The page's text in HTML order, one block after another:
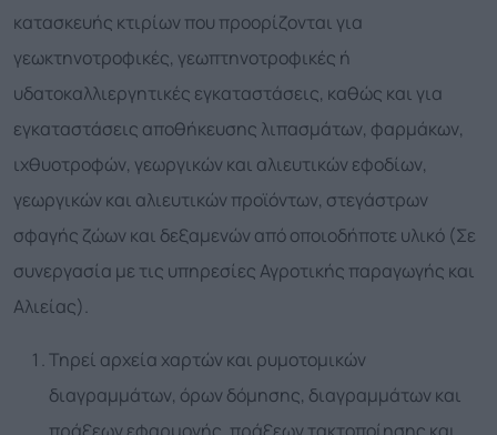
κατασκευής κτιρίων που προορίζονται για
γεωκτηνοτροφικές, γεωπτηνοτροφικές ή
υδατοκαλλιεργητικές εγκαταστάσεις, καθώς και για
εγκαταστάσεις αποθήκευσης λιπασμάτων, φαρμάκων,
ιχθυοτροφών, γεωργικών και αλιευτικών εφοδίων,
γεωργικών και αλιευτικών προϊόντων, στεγάστρων
σφαγής ζώων και δεξαμενών από οποιοδήποτε υλικό (Σε
συνεργασία με τις υπηρεσίες Αγροτικής παραγωγής και
Αλιείας).
Τηρεί αρχεία χαρτών και ρυμοτομικών
διαγραμμάτων, όρων δόμησης, διαγραμμάτων και